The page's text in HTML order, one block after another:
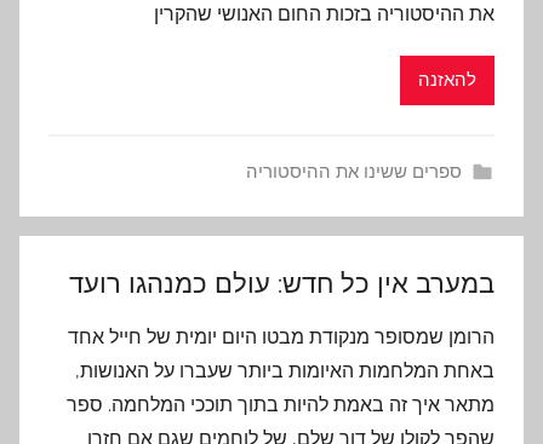
את ההיסטוריה בזכות החום האנושי שהקרין
להאזנה
ספרים ששינו את ההיסטוריה
במערב אין כל חדש: עולם כמנהגו רועד
הרומן שמסופר מנקודת מבטו היום יומית של חייל אחד
באחת המלחמות האיומות ביותר שעברו על האנושות,
מתאר איך זה באמת להיות בתוך תוככי המלחמה. ספר
שהפך לקולו של דור שלם, של לוחמים שגם אם חזרו